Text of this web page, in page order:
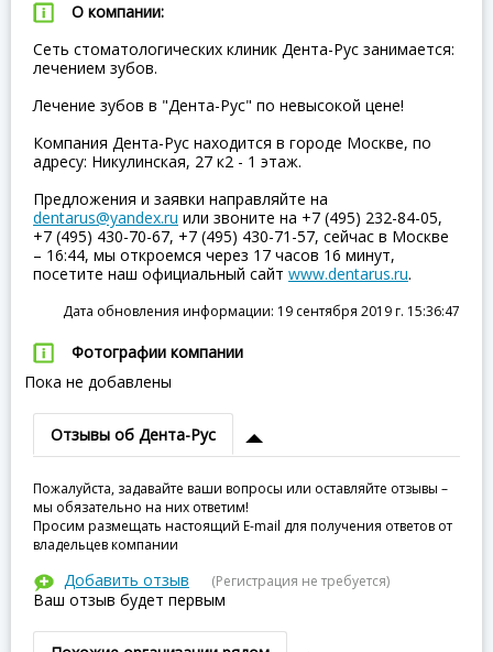
О компании:
Сеть стоматологических клиник Дента-Рус занимается:
лечением зубов.
Лечение зубов в "Дента-Рус" по невысокой цене!
Компания Дента-Рус находится в городе Москве, по
адресу: Никулинская, 27 к2 - 1 этаж.
Предложения и заявки направляйте на
dentarus@yandex.ru или звоните на +7 (495) 232-84-05,
+7 (495) 430-70-67, +7 (495) 430-71-57, сейчас в Москве
– 16:44, мы откроемся через 17 часов 16 минут,
посетите наш официальный сайт www.dentarus.ru.
Дата обновления информации: 19 сентября 2019 г. 15:36:47
Фотографии компании
Пока не добавлены
Отзывы об Дента-Рус
Пожалуйста, задавайте ваши вопросы или оставляйте отзывы –
мы обязательно на них ответим!
Просим размещать настоящий E-mail для получения ответов от
владельцев компании
Добавить отзыв (Регистрация не требуется)
Ваш отзыв будет первым